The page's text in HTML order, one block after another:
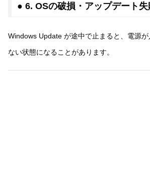
● 6. OSの破損・アップデート失
Windows Update が途中で止まると、電源
ない状態になることがあります。